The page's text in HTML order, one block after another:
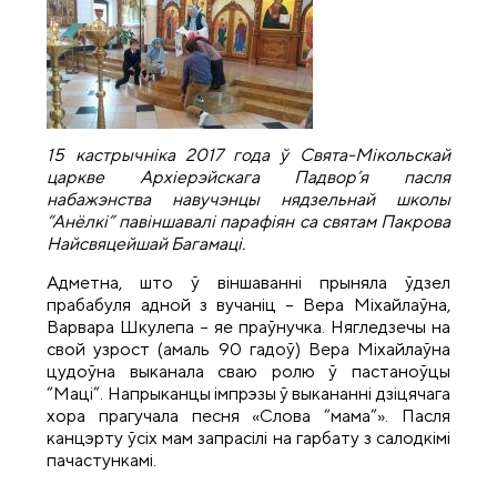
15 кастрычніка 2017 года ў Свята-Мікольскай
царкве Архіерэйскага Падвор’я пасля
набажэнства навучэнцы нядзельнай школы
“Анёлкі” павіншавалі парафіян са святам Пакрова
Найсвяцейшай Багамаці.
Адметна, што ў віншаванні прыняла ўдзел
прабабуля адной з вучаніц – Вера Міхайлаўна,
Варвара Шкулепа – яе праўнучка. Нягледзечы на
свой узрост (амаль 90 гадоў) Вера Міхайлаўна
цудоўна выканала сваю ролю ў пастаноўцы
“Маці”. Напрыканцы імпрэзы ў выкананні дзіцячага
хора прагучала песня «Слова “мама”». Пасля
канцэрту ўсіх мам запрасілі на гарбату з салодкімі
пачастункамі.